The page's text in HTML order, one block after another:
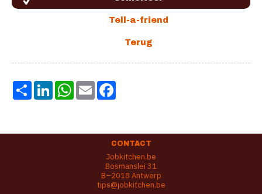
Share LinkedInWhatsApp
Email
CONTACT
Jobkitchen.be
Bosmanslei 31
B–2018 Antwerp
tips@jobkitchen.be